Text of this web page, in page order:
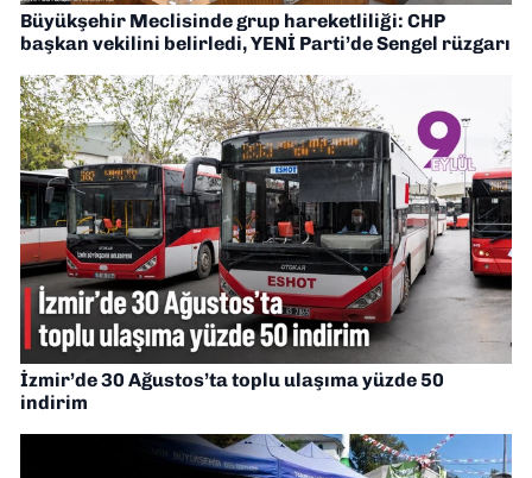
Büyükşehir Meclisinde grup hareketliliği: CHP
başkan vekilini belirledi, YENİ Parti’de Sengel rüzgarı
İzmir’de 30 Ağustos’ta toplu ulaşıma yüzde 50
indirim